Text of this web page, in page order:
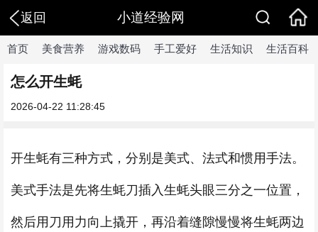
返回 小道经验网
首页 美食营养 游戏数码 手工爱好 生活知识 生活百科
怎么开生蚝
2026-04-22 11:28:45
开生蚝有三种方式，分别是美式、法式和惯用手法。
美式手法是先将生蚝刀插入生蚝头眼三分之一位置，
然后用刀用力向上撬开，再沿着缝隙慢慢将生蚝两边